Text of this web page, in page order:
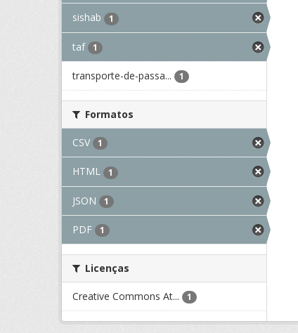
sishab 1
taf 1
transporte-de-passa... 1
Formatos
CSV 1
HTML 1
JSON 1
PDF 1
Licenças
Creative Commons At... 1